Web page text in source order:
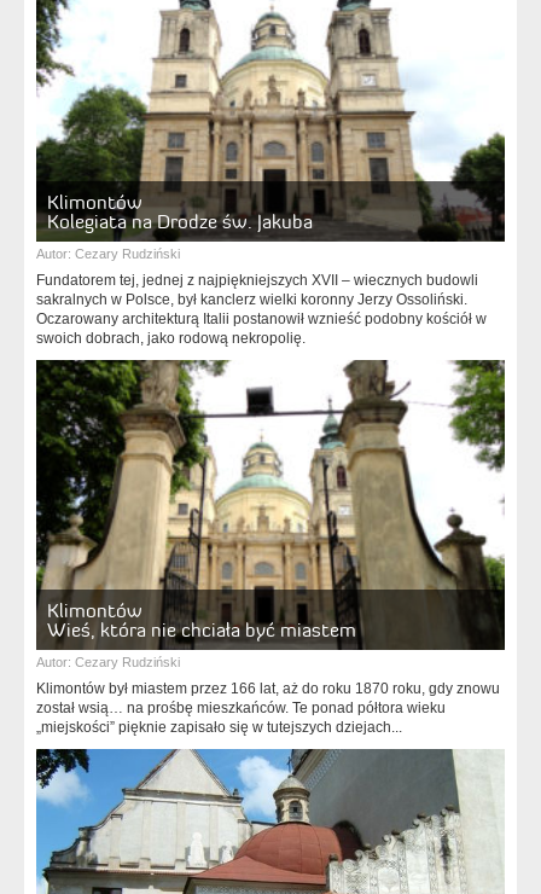
Klimontów
Kolegiata na Drodze św. Jakuba
Autor: Cezary Rudziński
Fundatorem tej, jednej z najpiękniejszych XVII – wiecznych budowli
sakralnych w Polsce, był kanclerz wielki koronny Jerzy Ossoliński.
Oczarowany architekturą Italii postanowił wznieść podobny kościół w
swoich dobrach, jako rodową nekropolię.
Klimontów
Wieś, która nie chciała być miastem
Autor: Cezary Rudziński
Klimontów był miastem przez 166 lat, aż do roku 1870 roku, gdy znowu
został wsią… na prośbę mieszkańców. Te ponad półtora wieku
„miejskości” pięknie zapisało się w tutejszych dziejach...